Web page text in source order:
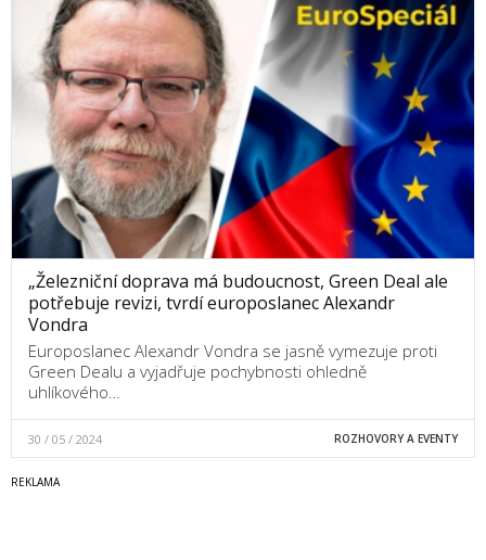
„Železniční doprava má budoucnost, Green Deal ale
potřebuje revizi, tvrdí europoslanec Alexandr
Vondra
Europoslanec Alexandr Vondra se jasně vymezuje proti
Green Dealu a vyjadřuje pochybnosti ohledně
uhlíkového…
30 / 05 / 2024 ROZHOVORY A EVENTY